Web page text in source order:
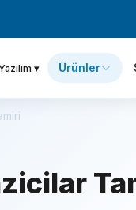
▾ Ürünler